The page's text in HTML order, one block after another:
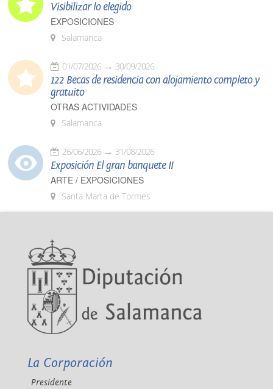
Visibilizar lo elegido
EXPOSICIONES
Salamanca
01/07/2026 30/09/2026
122 Becas de residencia con alojamiento completo y
gratuito
OTRAS ACTIVIDADES
Salamanca
26/06/2026 31/08/2026
Exposición El gran banquete II
ARTE / EXPOSICIONES
Santa Marta de Tormes
La Corporación
Presidente